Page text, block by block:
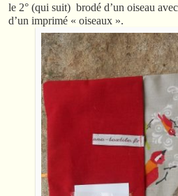
le 2° (qui suit) brodé d’un oiseau
d’un imprimé « oiseaux ».